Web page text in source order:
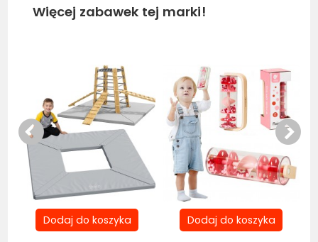
Więcej zabawek tej marki!